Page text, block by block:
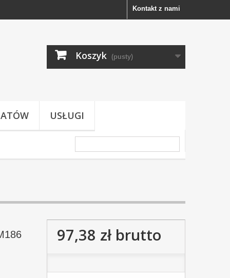
Kontakt z nami
Koszyk (pusty)
USŁUGI
97,38 złbrutto